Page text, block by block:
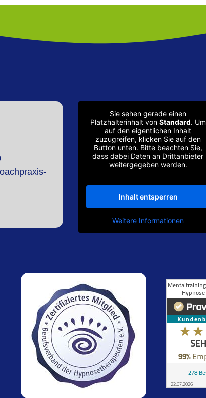
Sie sehen gerade einen
Platzhalterinhalt von Standard. Um
auf den eigentlichen Inhalt
zuzugreifen, klicken Sie auf den
Button unten. Bitte beachten Sie,
dass dabei Daten an Drittanbieter
weitergegeben werden.
Inhalt entsperren
Weitere Informationen